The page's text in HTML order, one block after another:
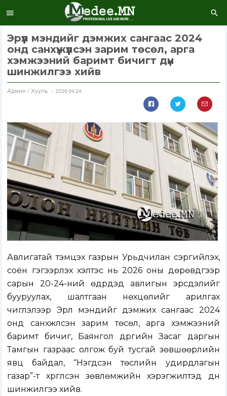
Эрүүл мэндийг дэмжих сангаас 2024
онд санхүүжүүлсэн зарим төсөл, арга
хэмжээний баримт бичигт дүн
шинжилгээ хийв
Aдмин / Хууль 2026.04.24
Авлигатай тэмцэх газрын Урьдчилан сэргийлэх,
соён гэгээрүүлэх хэлтэс нь 2026 оны дөрөвдүгээр
сарын 20-24-ний өдрүүдэд авлигын эрсдэлийг
бууруулах, шалтгаан нөхцөлийг арилгах
чиглэлээр Эрүүл мэндийг дэмжих сангаас 2024
онд санхүүжүүлсэн зарим төсөл, арга хэмжээний
баримт бичиг, Баянгол дүүргийн Засаг даргын
Тамгын газраас олгож буй тусгай зөвшөөрлийн
явц байдал, “Нэгдсэн төслийн удирдлагын
газар”-т хүргүүлсэн зөвлөмжийн хэрэгжилтэд дүн
шинжилгээ хийв.